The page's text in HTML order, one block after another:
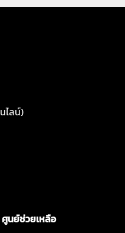
ไลน์)
ศูนย์ช่วยเหลือ